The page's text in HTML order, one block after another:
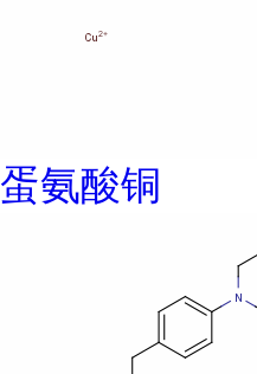
蛋氨酸铜